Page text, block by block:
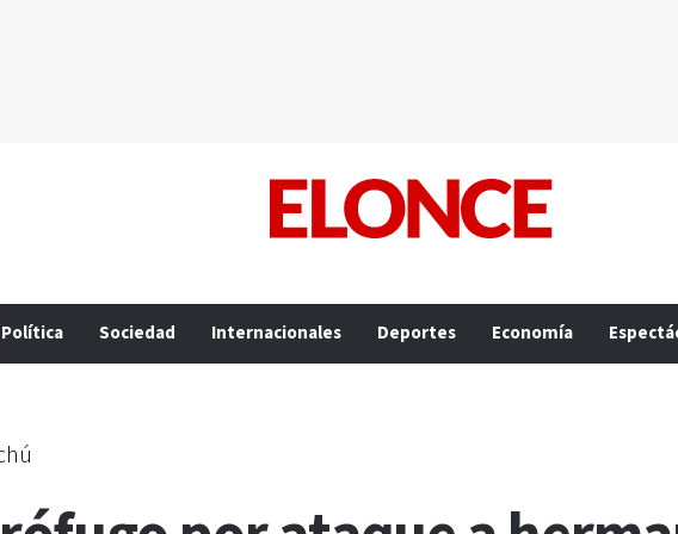
Política Sociedad Internacionales Deportes Economía